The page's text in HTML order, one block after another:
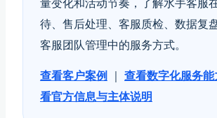
量变化和活动节奏，了解水手客服
待、售后处理、客服质检、数据复
客服团队管理中的服务方式。
查看客户案例 ｜ 查看数字化服务能
看官方信息与主体说明